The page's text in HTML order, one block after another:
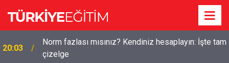
20:03
Norm fazlası mısınız? Kendiniz hesaplayın: İşte tam
çizelge